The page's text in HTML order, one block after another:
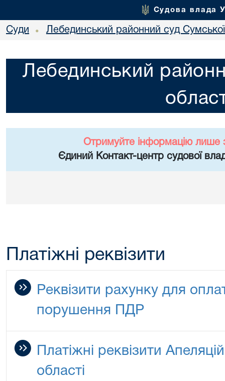
Судова влада
Суди • Лебединський районний суд Сумської
Лебединський
Отримуйте інформацію лише
Єдиний Контакт-центр судової
Платіжні реквізити
Реквізити рахунку для
порушення ПДР
Платіжні реквізити
області